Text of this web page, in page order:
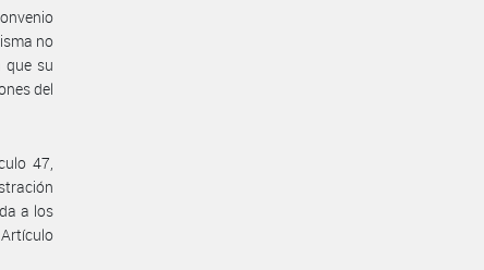
no
que su
del
47,
a los